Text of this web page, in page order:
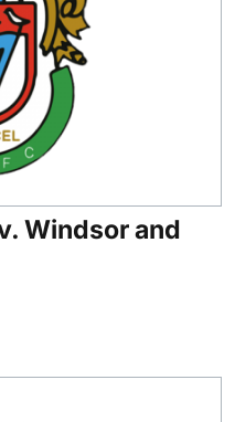
Windsor and